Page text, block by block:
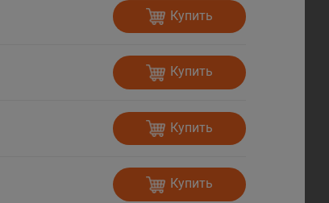
Купить
Купить
Купить
Купить